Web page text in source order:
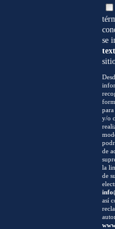
se
y/o
de
la
de
así